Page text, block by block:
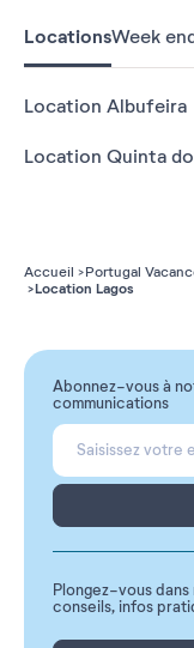
LocationsWeek
Location Albufeira
Location Quinta
Accueil Portugal
Location Lagos
Abonnez-vous à
communications
Plongez-vous
conseils, infos